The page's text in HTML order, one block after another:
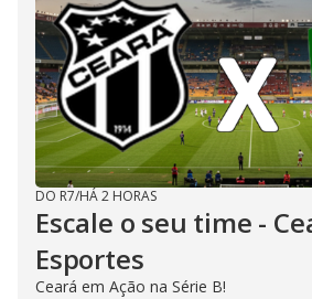
DO R7/HÁ 2 HORAS
Escale o seu time -
Esportes
Ceará em Ação na Série B!